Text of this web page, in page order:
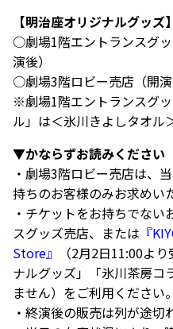
【明治座オリジナルグッズ】
○劇場1階エントランスグ
演後）
○劇場3階ロビー売店（開演
※劇場1階エントランスグ
ル」は＜氷川きよしタオル
▼かならずお読みください
・劇場3階ロビー売店は、
持ちのお客様のみお求めい
・チケットをお持ちでな
スグッズ売店、または 『
Store』
（2月2日11:00よ
ナルグッズ」「氷川茶房コ
ません）をご利用ください。
・終演後の販売は列が途切